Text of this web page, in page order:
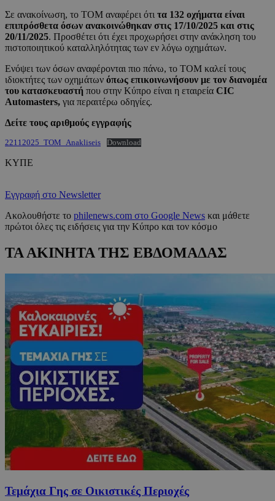
Σε ανακοίνωση, το ΤΟΜ αναφέρει ότι τα 132 οχήματα είναι
επιπρόσθετα όσων ανακοινώθηκαν στις 17/10/2025 και στις
20/11/2025. Προσθέτει ότι έχει προχωρήσει στην ανάκληση του
πιστοποιητικού καταλληλότητας των εν λόγω οχημάτων.
Ενόψει των όσων αναφέρονται πιο πάνω, το ΤΟΜ καλεί τους
ιδιοκτήτες των οχημάτων όπως επικοινωνήσουν με τον διανομέα
του κατασκευαστή που στην Κύπρο είναι η εταιρεία CIC
Automasters, για περαιτέρω οδηγίες.
Δείτε τους αριθμούς εγγραφής
22112025_TOM_Anakliseis Download
ΚΥΠΕ
Εγγραφή στο Newsletter
Ακολουθήστε το philenews.com στο Google News και μάθετε
πρώτοι όλες τις ειδήσεις για την Κύπρο και τον κόσμο
ΤΑ ΑΚΙΝΗΤΑ ΤΗΣ ΕΒΔΟΜΑΔΑΣ
Τεμάχια Γης σε Οικιστικές Περιοχές